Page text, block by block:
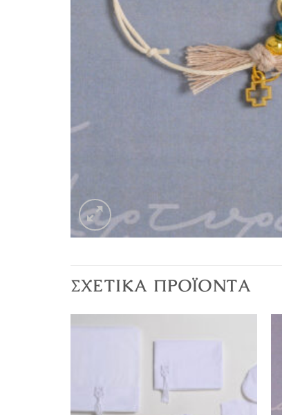
ΣΧΕΤΙΚΆ ΠΡΟΪΌΝΤΑ